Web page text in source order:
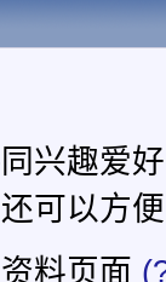
兴趣爱
可以方
料页面